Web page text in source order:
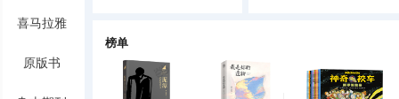
喜马拉雅
原版书
榜单